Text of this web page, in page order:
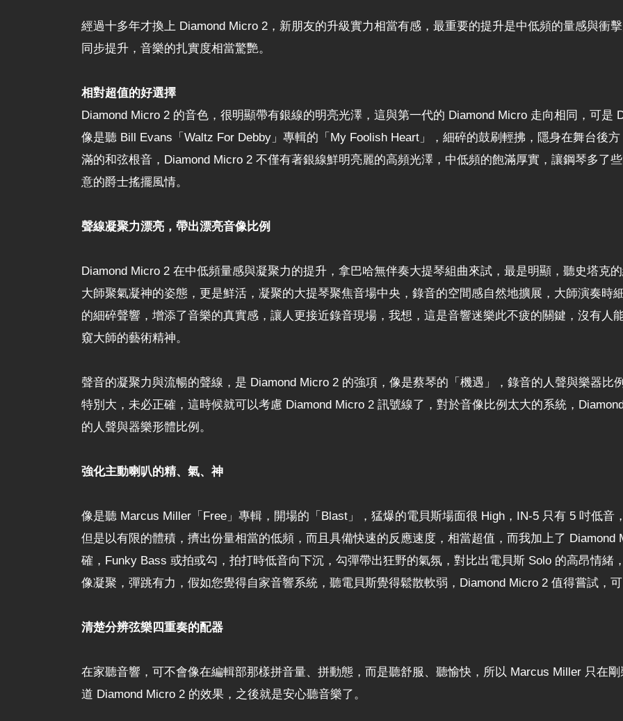
經過十多年才換上 Diamond Micro 2，新朋友的升級實力相當有感，最重要的提升是中低頻的量感與衝
同步提升，音樂的扎實度相當驚艷。
相對超值的好選擇
Diamond Micro 2 的音色，很明顯帶有銀線的明亮光澤，這與第一代的 Diamond Micro 走向相同，可是
像是聽 Bill Evans「Waltz For Debby」專輯的「My Foolish Heart」，細碎的鼓刷輕拂，隱身在舞台後
滿的和弦根音，Diamond Micro 2 不僅有著銀線鮮明亮麗的高頻光澤，中低頻的飽滿厚實，讓鋼琴多了
意的爵士搖擺風情。
聲線凝聚力漂亮，帶出漂亮音像比例
Diamond Micro 2 在中低頻量感與凝聚力的提升，拿巴哈無伴奏大提琴組曲來試，最是明顯，聽史塔克
大師聚氣凝神的姿態，更是鮮活，凝聚的大提琴聚焦音場中央，錄音的空間感自然地擴展，大師演奏時
的細碎聲響，增添了音樂的真實感，讓人更接近錄音現場，我想，這是音響迷樂此不疲的關鍵，沒有人
窺大師的藝術精神。
聲音的凝聚力與流暢的聲線，是 Diamond Micro 2 的強項，像是蔡琴的「機遇」，錄音的人聲與樂器比
特別大，未必正確，這時候就可以考慮 Diamond Micro 2 訊號線了，對於音像比例太大的系統，
的人聲與器樂形體比例。
強化主動喇叭的精、氣、神
像是聽 Marcus Miller「Free」專輯，開場的「Blast」，猛爆的電貝斯場面很 High，IN-5 只有 5 吋低音
但是以有限的體積，擠出份量相當的低頻，而且具備快速的反應速度，相當超值，而我加上了 Diamond
確，Funky Bass 或拍或勾，拍打時低音向下沉，勾彈帶出狂野的氣氛，對比出電貝斯 Solo 的高昂情緒
像凝聚，彈跳有力，假如您覺得自家音響系統，聽電貝斯覺得鬆散軟弱，Diamond Micro 2 值得嘗試，
清楚分辨弦樂四重奏的配器
在家聽音響，可不會像在編輯部那樣拼音量、拼動態，而是聽舒服、聽愉快，所以 Marcus Miller 只在
道 Diamond Micro 2 的效果，之後就是安心聽音樂了。